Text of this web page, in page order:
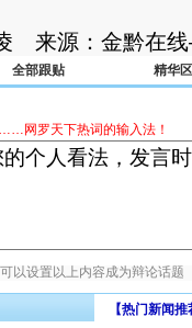
源：金黔在线
全部跟贴 精华区
网罗天下热词的输入法！
【热门新闻